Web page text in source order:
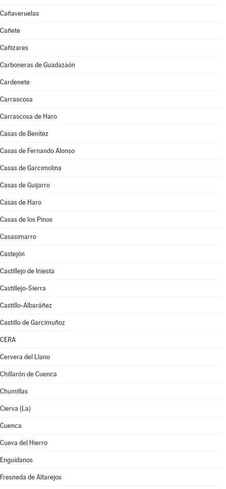
Cañaveruelas
Cañete
Cañizares
Carboneras de Guadazaón
Cardenete
Carrascosa
Carrascosa de Haro
Casas de Benítez
Casas de Fernando Alonso
Casas de Garcimolina
Casas de Guijarro
Casas de Haro
Casas de los Pinos
Casasimarro
Castejón
Castillejo de Iniesta
Castillejo-Sierra
Castillo-Albaráñez
Castillo de Garcimuñoz
CERA
Cervera del Llano
Chillarón de Cuenca
Chumillas
Cierva (La)
Cuenca
Cueva del Hierro
Enguídanos
Fresneda de Altarejos